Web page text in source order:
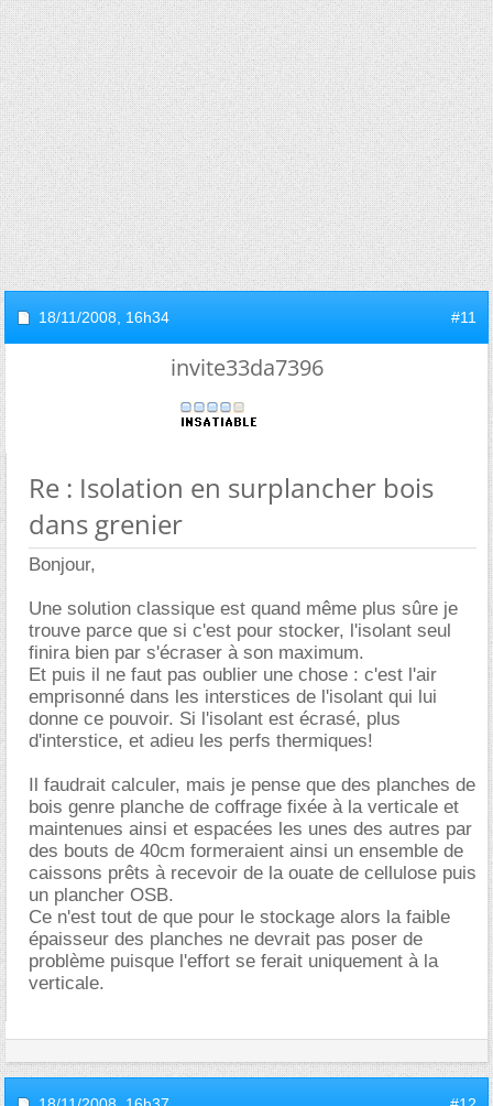
18/11/2008, 16h34 #11
invite33da7396
Re : Isolation en surplancher bois
dans grenier
Bonjour,
Une solution classique est quand même plus sûre je
trouve parce que si c'est pour stocker, l'isolant seul
finira bien par s'écraser à son maximum.
Et puis il ne faut pas oublier une chose : c'est l'air
emprisonné dans les interstices de l'isolant qui lui
donne ce pouvoir. Si l'isolant est écrasé, plus
d'interstice, et adieu les perfs thermiques!
Il faudrait calculer, mais je pense que des planches de
bois genre planche de coffrage fixée à la verticale et
maintenues ainsi et espacées les unes des autres par
des bouts de 40cm formeraient ainsi un ensemble de
caissons prêts à recevoir de la ouate de cellulose puis
un plancher OSB.
Ce n'est tout de que pour le stockage alors la faible
épaisseur des planches ne devrait pas poser de
problème puisque l'effort se ferait uniquement à la
verticale.